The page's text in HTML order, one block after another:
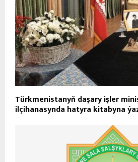
Türkmenistanyň daşary işler
ilçihanasynda hatyra kitabyna